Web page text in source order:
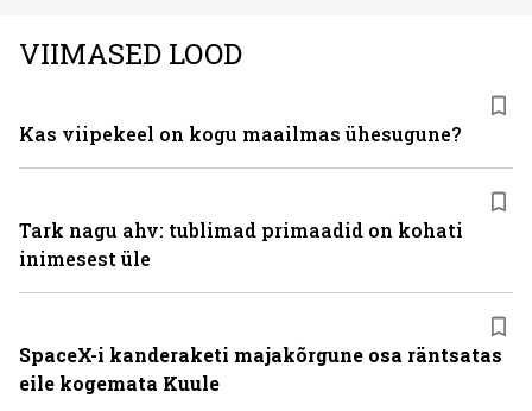
VIIMASED LOOD
Kas viipekeel on kogu maailmas ühesugune?
Tark nagu ahv: tublimad primaadid on kohati
inimesest üle
SpaceX-i kanderaketi majakõrgune osa räntsatas
eile kogemata Kuule